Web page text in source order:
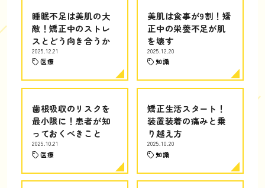
睡眠不足は美肌の大
敵！矯正中のストレ
スとどう向き合うか
2025.12.21
医療
美肌は食事が9割！矯
正中の栄養不足が肌
を壊す
2025.12.20
知識
歯根吸収のリスクを
最小限に！患者が知
っておくべきこと
2025.10.21
医療
矯正生活スタート！
装置装着の痛みと乗
り越え方
2025.10.20
知識